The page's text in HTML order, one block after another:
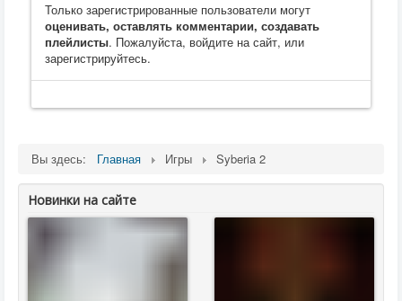
Только зарегистрированные пользователи могут
оценивать, оставлять комментарии, создавать
плейлисты. Пожалуйста, войдите на сайт, или
зарегистрируйтесь.
Вы здесь: Главная Игры Syberia 2
Новинки на сайте